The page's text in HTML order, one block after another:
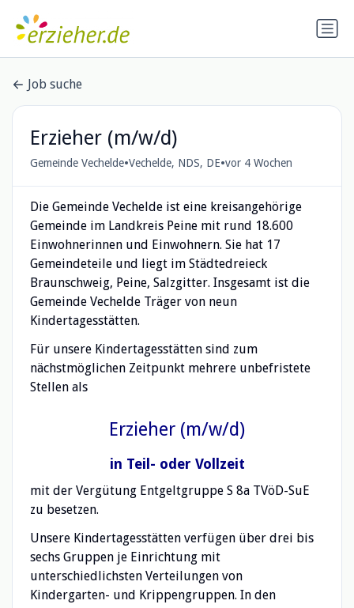
Job suche
Erzieher (m/w/d)
Gemeinde Vechelde•Vechelde, NDS, DE•vor 4 Wochen
Die Gemeinde Vechelde ist eine kreisangehörige
Gemeinde im Landkreis Peine mit rund 18.600
Einwohnerinnen und Einwohnern. Sie hat 17
Gemeindeteile und liegt im Städtedreieck
Braunschweig, Peine, Salzgitter. Insgesamt ist die
Gemeinde Vechelde Träger von neun
Kindertagesstätten.
Für unsere Kindertagesstätten sind zum
nächstmöglichen Zeitpunkt mehrere unbefristete
Stellen als
Erzieher (m/w/d)
in Teil- oder Vollzeit
mit der Vergütung Entgeltgruppe S 8a TVöD-SuE
zu besetzen.
Unsere Kindertagesstätten verfügen über drei bis
sechs Gruppen je Einrichtung mit
unterschiedlichsten Verteilungen von
Kindergarten- und Krippengruppen. In den